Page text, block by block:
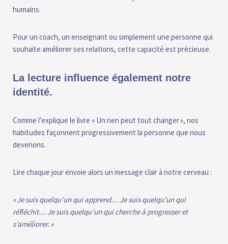
humains.
Pour un coach, un enseignant ou simplement une personne qui
souhaite améliorer ses relations, cette capacité est précieuse.
La lecture influence également notre
identité.
Comme l’explique le livre « Un rien peut tout changer », nos
habitudes façonnent progressivement la personne que nous
devenons.
Lire chaque jour envoie alors un message clair à notre cerveau :
«Je suis quelqu’un qui apprend… Je suis quelqu’un qui
réfléchit… Je suis quelqu’un qui cherche à progresser et
s’améliorer. »